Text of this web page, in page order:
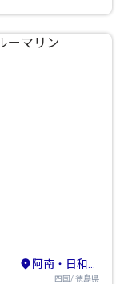
阿南・日和佐・宍喰
四国/ 徳島県